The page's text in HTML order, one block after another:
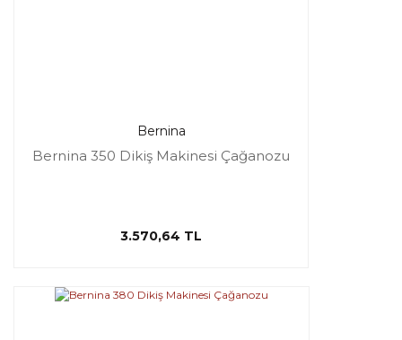
Bernina
Bernina 350 Dikiş Makinesi Çağanozu
3.570,64 TL